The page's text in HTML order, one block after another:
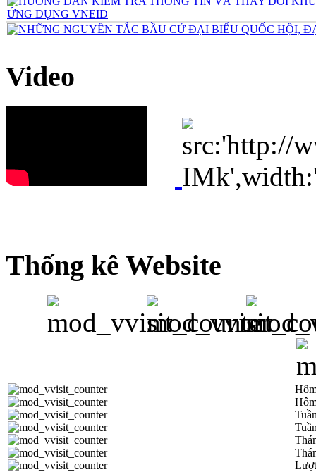
Video
Thống kê Website